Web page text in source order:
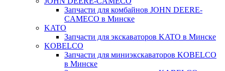
Запчасти для комбайнов JOHN DEERE-
CAMECO в Минске
KATO
Запчасти для экскаваторов KATO в Минске
KOBELCO
Запчасти для миниэкскаваторов KOBELCO
в Минске